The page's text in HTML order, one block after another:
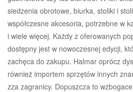
siedzenia obrotowe, biurka, stoliki i
współczesne akcesoria, potrzebne w
i wiele więcej. Każdy z oferowanych
dostępny jest w nowoczesnej edycji,
zachęca do zakupu. Halmar oprócz
również importem sprzętów innych
zza zagranicy. Dopuszcza to